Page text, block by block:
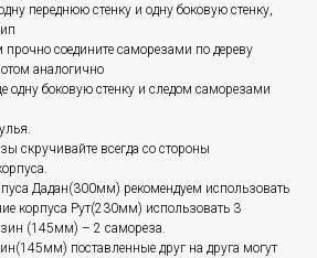
переднюю стенку и одну боковую стенку,
соедините саморезами по дереву
аналогично
одну боковую стенку и следом саморезами
скручивайте всегда со стороны
Дадан(300мм) рекомендуем использовать
корпуса Рут(230мм) использовать 3
(145мм) – 2 самореза.
поставленные друг на друга могут